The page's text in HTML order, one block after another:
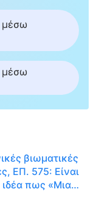
μέσω
μέσω
βιωματικές
ΕΠ. 575: Είναι
πως «Μια